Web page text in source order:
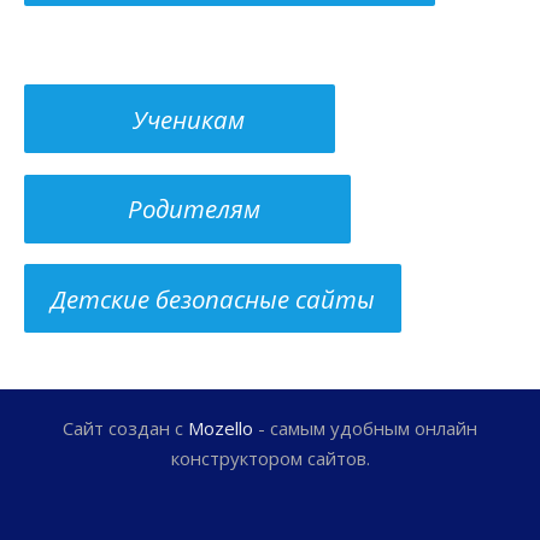
Ученикам
Родителям
Детские безопасные сайты
Сайт создан с Mozello - самым удобным онлайн
конструктором сайтов.